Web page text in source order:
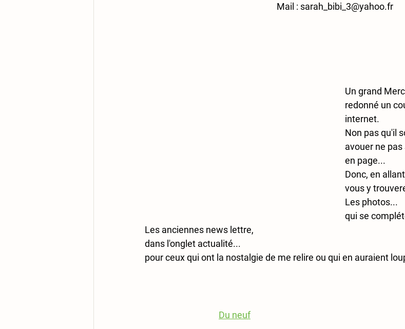
Mail : sarah_bibi_3@yahoo.fr
Un grand
redonné un
internet.
Non pas qu'il
avouer ne
en page...
Donc, en
vous y
Les photos...
qui se
Les anciennes news lettre,
dans l'onglet actualité...
pour ceux qui ont la nostalgie de me relire ou qui en auraient
Du neuf